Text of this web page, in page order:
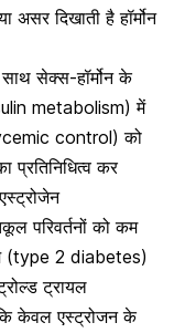
असर दिखाती है हॉर्मोन
साथसेक्स-हॉर्मोनके
metabolism) में
control) को
प्रतिनिधित्व कर
परिवर्तनों को कम
(type 2 diabetes)
ट्रायल
केवल एस्ट्रोजन के